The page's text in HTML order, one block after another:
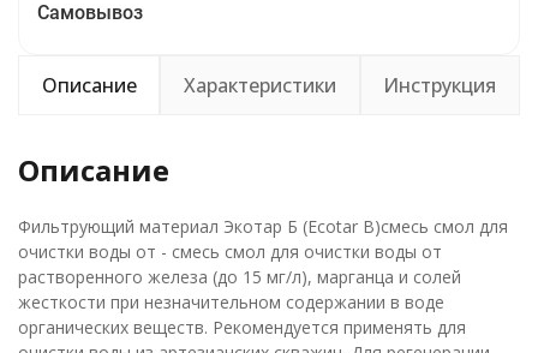
Самовывоз
Описание Характеристики Инструкция
Описание
Фильтрующий материал Экотар Б (Ecotar B)смесь смол для
очистки воды от - смесь смол для очистки воды от
растворенного железа (до 15 мг/л), марганца и солей
жесткости при незначительном содержании в воде
органических веществ. Рекомендуется применять для